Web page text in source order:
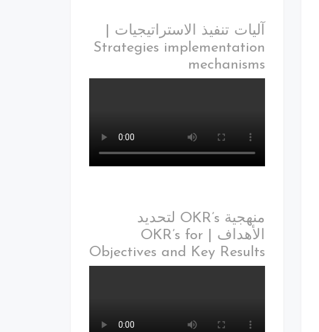
آليات تنفيذ الاستراتيجيات |
Strategies implementation
mechanisms
منهجية OKR’s لتحديد
الأهداف | OKR’s for
Objectives and Key Results